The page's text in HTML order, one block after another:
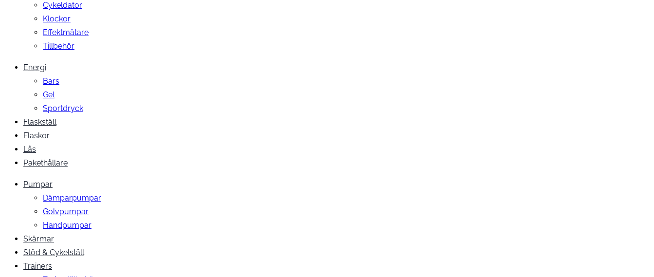
Cykeldator
Klockor
Effektmätare
Tillbehör
Energi
Bars
Gel
Sportdryck
Flaskställ
Flaskor
Lås
Pakethållare
Pumpar
Dämparpumpar
Golvpumpar
Handpumpar
Skärmar
Stöd & Cykelställ
Trainers